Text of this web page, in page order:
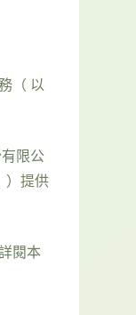
（ 以
限公
）提供
閱本